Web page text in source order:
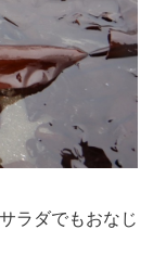
ラダでもおなじ